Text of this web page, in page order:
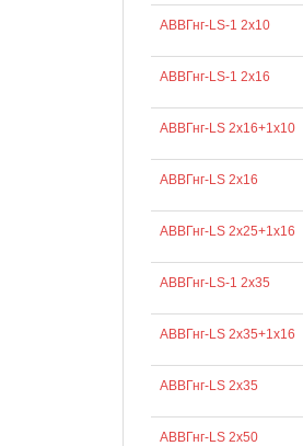
АВВГнг-LS-1 2х10
АВВГнг-LS-1 2х16
АВВГнг-LS 2х16+1х10
АВВГнг-LS 2х16
АВВГнг-LS 2х25+1х16
АВВГнг-LS-1 2х35
АВВГнг-LS 2х35+1х16
АВВГнг-LS 2х35
АВВГнг-LS 2х50